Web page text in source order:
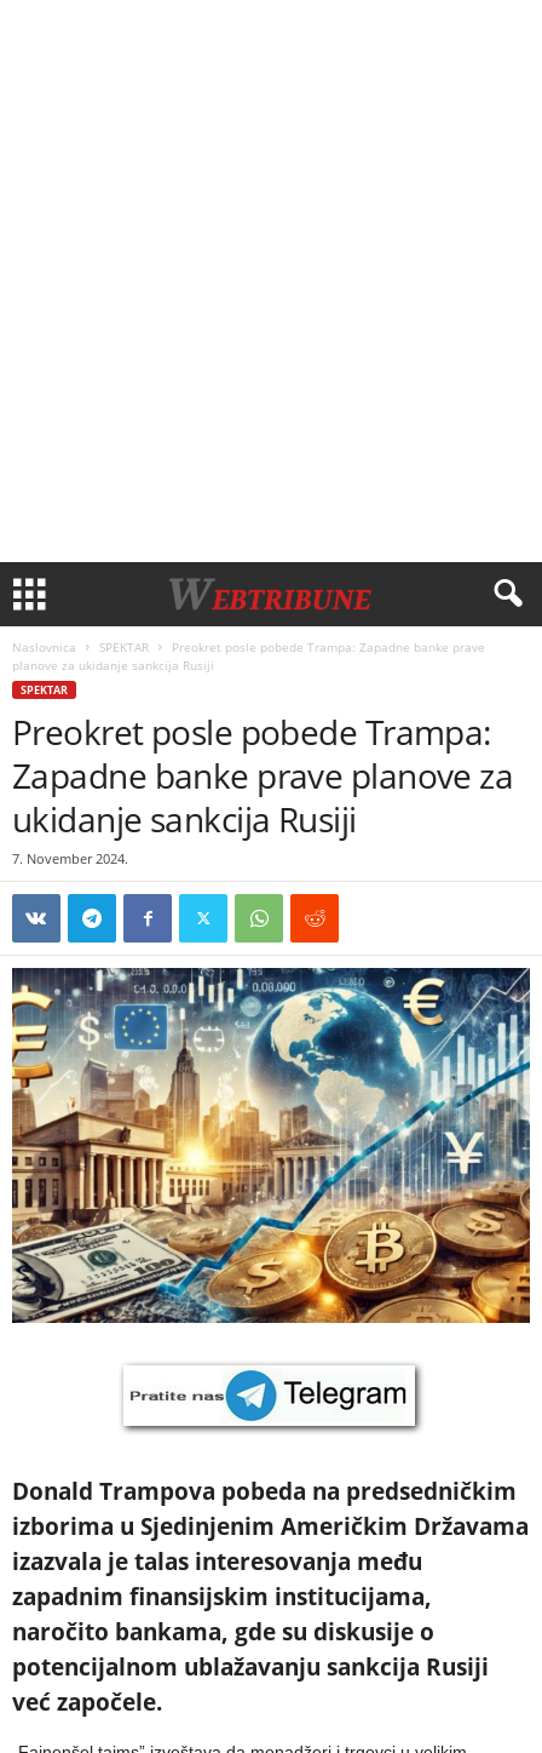
Naslovnica SPEKTAR
Preokret posle pobede Trampa: Zapadne banke prave
planove za ukidanje sankcija Rusiji
SPEKTAR
Preokret posle pobede Trampa:
Zapadne banke prave planove za
ukidanje sankcija Rusiji
7. November 2024.
Donald Trampova pobeda na predsedničkim
izborima u Sjedinjenim Američkim Državama
izazvala je talas interesovanja među
zapadnim finansijskim institucijama,
naročito bankama, gde su diskusije o
potencijalnom ublažavanju sankcija Rusiji
već započele.